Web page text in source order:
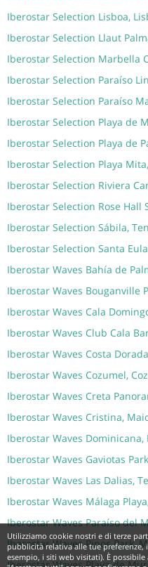
Utilizziamo cookie nostri e di terze
pubblicità relativa alle tue
esempio, i siti web visitati). È
Iberostar Selection Lisboa,
Iberostar Selection Llaut
Iberostar Selection Marbella
Iberostar Selection Paraíso
Iberostar Selection Paraíso
Iberostar Selection Playa de
Iberostar Selection Playa de
Iberostar Selection Playa
Iberostar Selection Riviera
Iberostar Selection Rose Hall
Iberostar Selection Sábila,
Iberostar Selection Santa
Iberostar Waves Bahía de
Iberostar Waves Bouganville
Iberostar Waves Cala
Iberostar Waves Club Cala
Iberostar Waves Costa
Iberostar Waves Cozumel,
Iberostar Waves Creta
Iberostar Waves Cristina,
Iberostar Waves Dominicana,
Iberostar Waves Gaviotas
Iberostar Waves Las Dalias,
Iberostar Waves Málaga
Iberostar Waves Paraíso del
Iberostar Waves Pinos Park,
Iberostar Waves Playa de